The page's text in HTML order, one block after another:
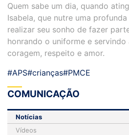
Quem sabe um dia, quando
Isabela, que nutre uma
realizar seu sonho de fazer
honrando o uniforme e
coragem, respeito e amor.
#APS#crianças#PMCE
COMUNICAÇÃO
Notícias
Vídeos